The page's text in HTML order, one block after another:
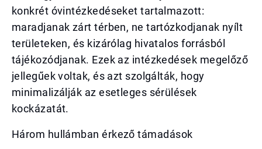
konkrét óvintézkedéseket tartalmazott:
maradjanak zárt térben, ne tartózkodjanak nyílt
területeken, és kizárólag hivatalos forrásból
tájékozódjanak. Ezek az intézkedések megelőző
jellegűek voltak, és azt szolgálták, hogy
minimalizálják az esetleges sérülések
kockázatát.
Három hullámban érkező támadások